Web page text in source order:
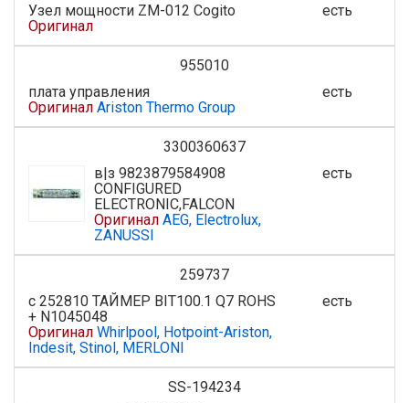
Узел мощности ZM-012 Cogito
Оригинал
есть
955010
плата управления
Оригинал Ariston Thermo Group
есть
3300360637
в|з 9823879584908
CONFIGURED
ELECTRONIC,FALCON
Оригинал AEG, Electrolux,
ZANUSSI
есть
259737
с 252810 ТАЙМЕР BIT100.1 Q7 ROHS
+ N1045048
Оригинал Whirlpool, Hotpoint-Ariston,
Indesit, Stinol, MERLONI
есть
SS-194234